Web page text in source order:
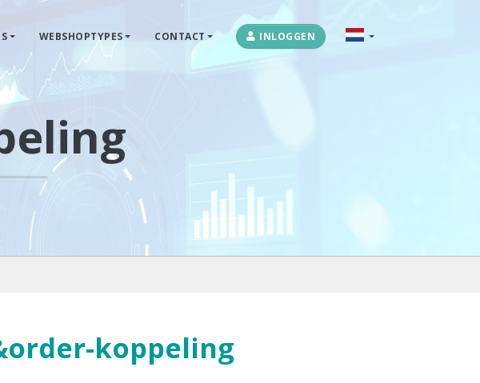
WEBSHOPTYPES CONTACT INLOGGEN
koppeling